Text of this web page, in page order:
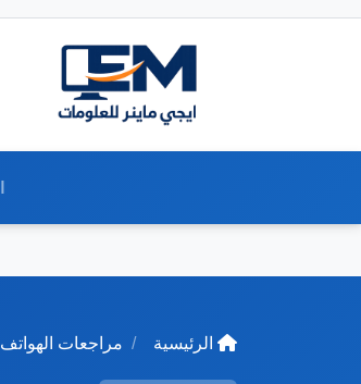
الرئيسية مراجعات الهواتف